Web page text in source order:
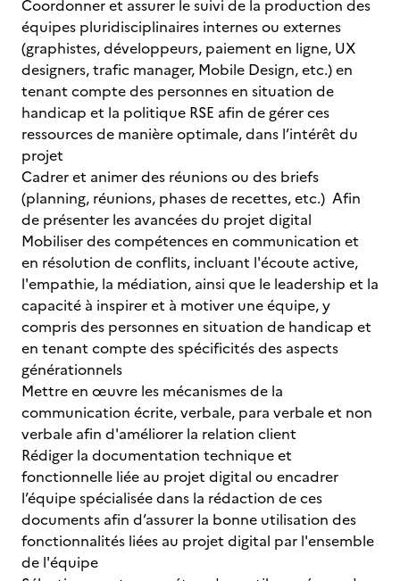
Coordonner et assurer le suivi de la production des
équipes pluridisciplinaires internes ou externes
(graphistes, développeurs, paiement en ligne, UX
designers, trafic manager, Mobile Design, etc.) en
tenant compte des personnes en situation de
handicap et la politique RSE afin de gérer ces
ressources de manière optimale, dans l’intérêt du
projet
Cadrer et animer des réunions ou des briefs
(planning, réunions, phases de recettes, etc.) Afin
de présenter les avancées du projet digital
Mobiliser des compétences en communication et
en résolution de conflits, incluant l'écoute active,
l'empathie, la médiation, ainsi que le leadership et la
capacité à inspirer et à motiver une équipe, y
compris des personnes en situation de handicap et
en tenant compte des spécificités des aspects
générationnels
Mettre en œuvre les mécanismes de la
communication écrite, verbale, para verbale et non
verbale afin d'améliorer la relation client
Rédiger la documentation technique et
fonctionnelle liée au projet digital ou encadrer
l’équipe spécialisée dans la rédaction de ces
documents afin d’assurer la bonne utilisation des
fonctionnalités liées au projet digital par l'ensemble
de l'équipe